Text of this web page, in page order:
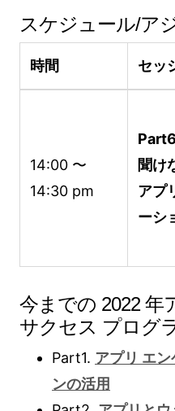
スケジュール/ア
時間 セッ
14:00 〜
14:30 pm
聞け
アプ
ーシ
今までの 2022 年
サクセス プログ
Part1. アプリ エ
ンの活用